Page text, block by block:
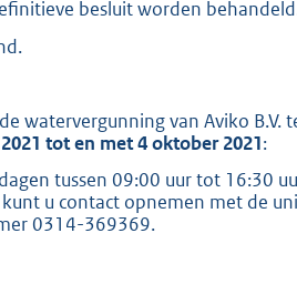
besluit worden
watervergunning van Aviko B.V.
tot en met 4 oktober 2021:
tussen 09:00 uur tot 16:30
u contact opnemen met de
0314-369369.